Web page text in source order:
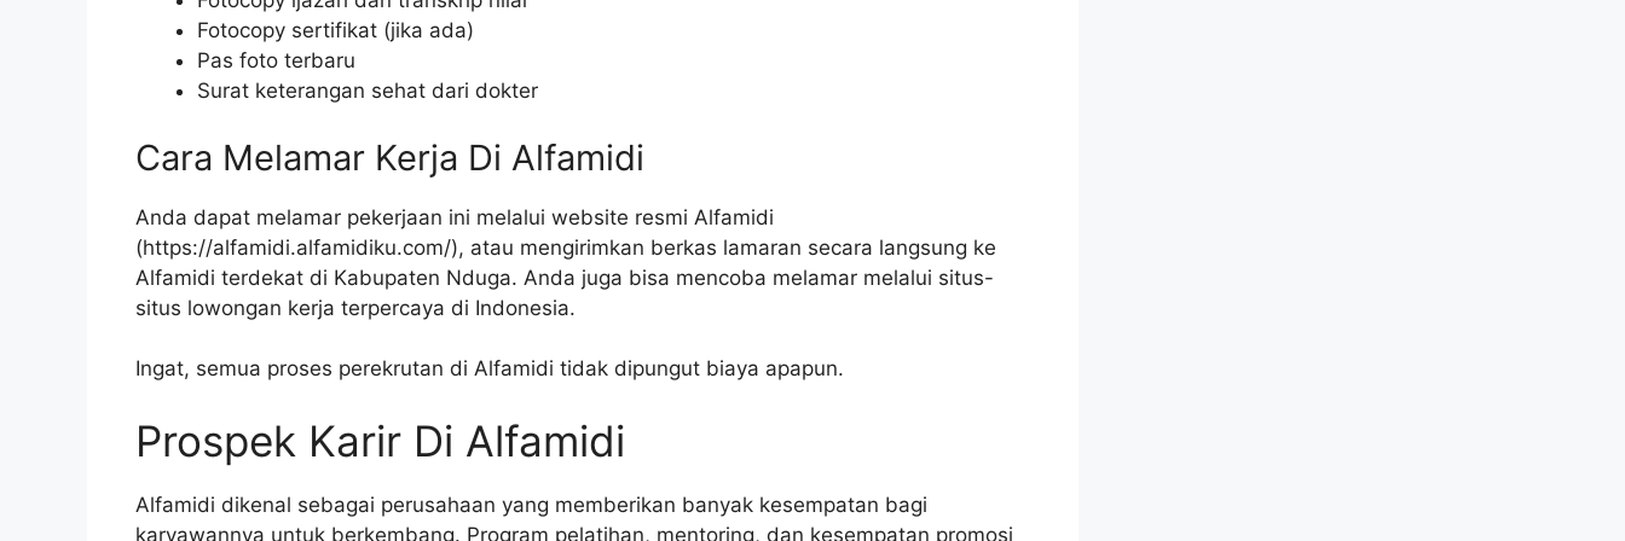
Fotocopy sertifikat (jika ada)
Pas foto terbaru
Surat keterangan sehat dari dokter
Cara Melamar Kerja Di Alfamidi
Anda dapat melamar pekerjaan ini melalui website resmi Alfamidi
(https://alfamidi.alfamidiku.com/), atau mengirimkan berkas lamaran secara langsung ke
Alfamidi terdekat di Kabupaten Nduga. Anda juga bisa mencoba melamar melalui situs-
situs lowongan kerja terpercaya di Indonesia.
Ingat, semua proses perekrutan di Alfamidi tidak dipungut biaya apapun.
Prospek Karir Di Alfamidi
Alfamidi dikenal sebagai perusahaan yang memberikan banyak kesempatan bagi
karyawannya untuk berkembang. Program pelatihan, mentoring, dan kesempatan promosi